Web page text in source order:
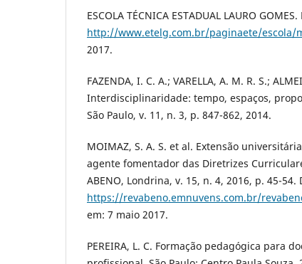
ESCOLA TÉCNICA ESTADUAL LAURO
http://www.etelg.com.br/paginaete/escola/
2017.
FAZENDA, I. C. A.; VARELLA, A. M. R. S.;
Interdisciplinaridade: tempo, espaços,
São Paulo, v. 11, n. 3, p. 847-862, 2014.
MOIMAZ, S. A. S. et al. Extensão
agente fomentador das Diretrizes
ABENO, Londrina, v. 15, n. 4, 2016, p. 45-54.
https://revabeno.emnuvens.com.br/
em: 7 maio 2017.
PEREIRA, L. C. Formação pedagógica para